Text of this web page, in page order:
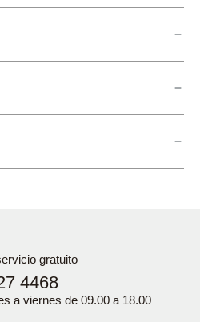
gratuito
4468
a viernes de 09.00 a 18.00